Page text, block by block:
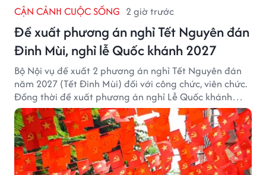
CẬN CẢNH CUỘC SỐNG 2 giờ trước
Đề xuất phương án nghỉ Tết Nguyên đán
Đinh Mùi, nghỉ lễ Quốc khánh 2027
Bộ Nội vụ đề xuất 2 phương án nghỉ Tết Nguyên đán
năm 2027 (Tết Đinh Mùi) đối với công chức, viên chức.
Đồng thời đề xuất phương án nghỉ Lễ Quốc khánh
năm 2027 với 4 ngày nghỉ liên tục.